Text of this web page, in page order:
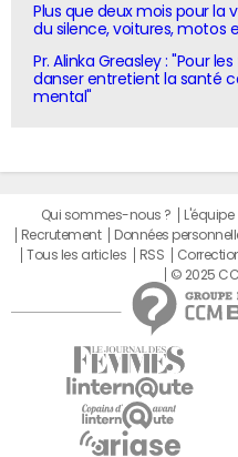
Plus que deux mois pour la
du silence, voitures, motos
Pr. Alinka Greasley : "Pour
danser entretient la santé
mental"
Qui sommes-nous ? L'équipe
Recrutement
Données
Tous les articles
RSS
© 2025